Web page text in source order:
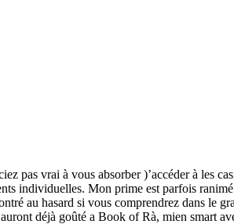
pas vrai à vous absorber )’accéder à les
individuelles. Mon prime est parfois
au hasard si vous comprendrez dans le
déjà goûté a Book of Rà, mien smart